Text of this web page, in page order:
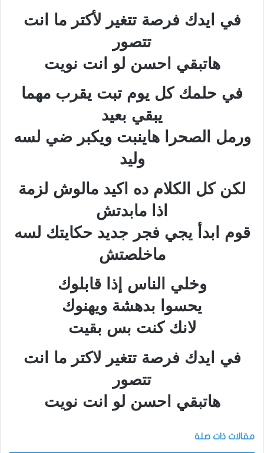
في ايدك فرصة تتغير لأكتر ما انت
تتصور
هاتبقي احسن لو انت نويت
في حلمك كل يوم تبت يقرب مهما
يبقي بعيد
ورمل الصحرا هاينبت ويكبر ضي لسه
وليد
لكن كل الكلام ده اكيد مالوش لزمة
اذا مابدتش
قوم ابدأ يجي فجر جديد حكايتك لسه
ماخلصتش
وخلي الناس إذا قابلوك
يحسوا بدهشة ويهنوك
لانك كنت بس بقيت
في ايدك فرصة تتغير لاكتر ما انت
تتصور
هاتبقي احسن لو انت نويت
مقالات ذات صلة